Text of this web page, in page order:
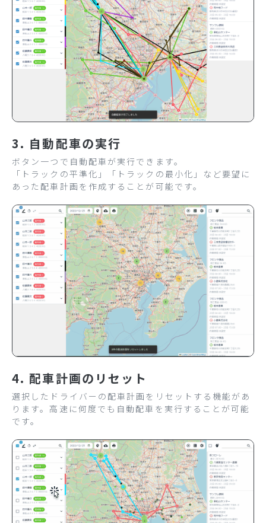
3. 自動配車の実行
ボタン一つで自動配車が実行できます。
「トラックの平準化」「トラックの最小化」など要望に
あった配車計画を作成することが可能です。
4. 配車計画のリセット
選択したドライバーの配車計画をリセットする機能があ
ります。高速に何度でも自動配車を実行することが可能
です。